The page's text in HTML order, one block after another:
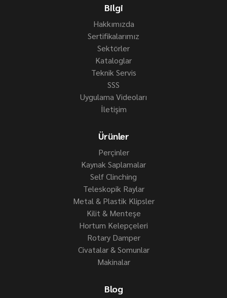
Bilgi
Hakkımızda
Sertifikalarımız
Sektörler
Kataloglar
Teknik Servis
SSS
Uygulama Videoları
İletişim
Ürünler
Perçinler
Kaynak Saplamalar
Self Clinching
Teleskopik Raylar
Metal & Plastik Klipsler
Kilit & Menteşe
Hortum Kelepçeleri
Rotary Damper
Civatalar & Somunlar
Makinalar
Blog